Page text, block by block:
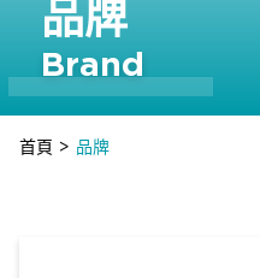
品牌
Brand
首頁 > 品牌